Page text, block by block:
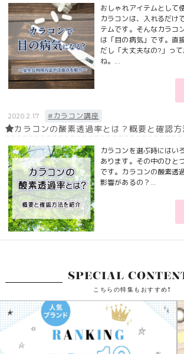
おしゃれアイテムとして
カラコンは、入れるだけ
テムです。そんなカラコ
は「目の病気」です。直
だし「大丈夫なの?」っ
ね。...
2020.2.17 #カラコン講座
カラコンの酸素透過率とは？概要と確認
カラコンを選ぶ時にはい
あります。その中のひと
です。カラコンの酸素透
影響があるの？...
SPECIAL
こちらの特集もおすすめ!